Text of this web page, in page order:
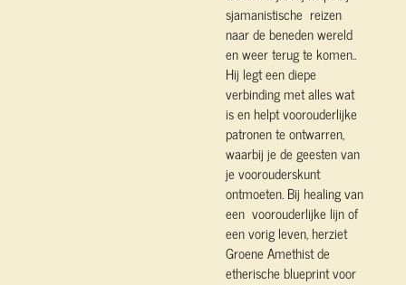
sjamanistische reizen
naar de beneden wereld
en weer terug te komen..
Hij legt een diepe
verbinding met alles wat
is en helpt voorouderlijke
patronen te ontwarren,
waarbij je de geesten van
je voorouderskunt
ontmoeten. Bij healing van
een voorouderlijke lijn of
een vorig leven, herziet
Groene Amethist de
etherische blueprint voor